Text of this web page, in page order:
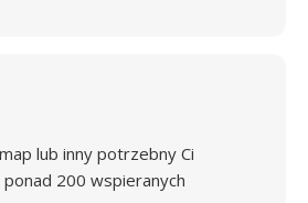
lub inny potrzebny Ci
200 wspieranych